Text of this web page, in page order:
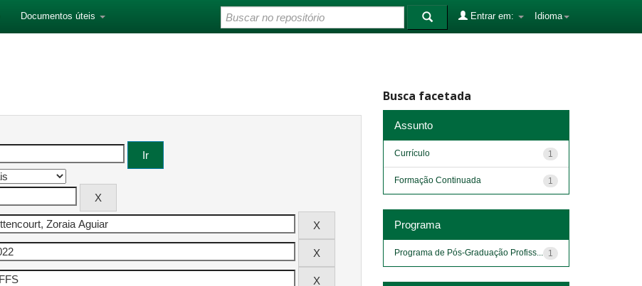
Documentos úteis Idioma
Entrar em:
Busca facetada
Assunto
1
Currículo
1
Formação Continuada
Programa
1
Programa de Pós-Graduação Profiss...